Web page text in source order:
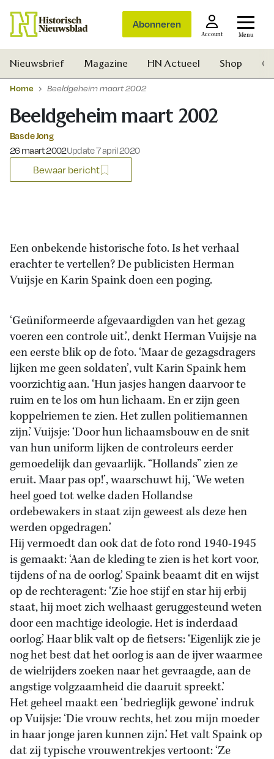
Abonneren
Account Menu
Zoek
Nieuwsbrief Magazine HN Actueel Shop
Home Beeldgeheim maart 2002
Beeldgeheim maart 2002
Bas de Jong
Gepubliceerd op:
26 maart 2002Update 7 april 2020
Bewaar bericht
Een onbekende historische foto. Is het verhaal
erachter te vertellen? De publicisten Herman
Vuijsje en Karin Spaink doen een poging.
‘Geüniformeerde afgevaardigden van het gezag
voeren een controle uit.’, denkt Herman Vuijsje na
een eerste blik op de foto. ‘Maar de gezagsdragers
lijken me geen soldaten’, vult Karin Spaink hem
voorzichtig aan. ‘Hun jasjes hangen daarvoor te
ruim en te los om hun lichaam. En er zijn geen
koppelriemen te zien. Het zullen politiemannen
zijn.’ Vuijsje: ‘Door hun lichaamsbouw en de snit
van hun uniform lijken de controleurs eerder
gemoedelijk dan gevaarlijk. “Hollands” zien ze
eruit. Maar pas op!’, waarschuwt hij, ‘We weten
heel goed tot welke daden Hollandse
ordebewakers in staat zijn geweest als deze hen
werden opgedragen.’
Hij vermoedt dan ook dat de foto rond 1940-1945
is gemaakt: ‘Aan de kleding te zien is het kort voor,
tijdens of na de oorlog.’ Spaink beaamt dit en wijst
op de rechteragent: ‘Zie hoe stijf en star hij erbij
staat, hij moet zich welhaast geruggesteund weten
door een machtige ideologie. Het is inderdaad
oorlog.’ Haar blik valt op de fietsers: ‘Eigenlijk zie je
nog het best dat het oorlog is aan de ijver waarmee
de wielrijders zoeken naar het gevraagde, aan de
angstige volgzaamheid die daaruit spreekt.’
Het geheel maakt een ‘bedrieglijk gewone’ indruk
op Vuijsje: ‘Die vrouw rechts, het zou mijn moeder
in haar jonge jaren kunnen zijn.’ Het valt Spaink op
dat zij typische vrouwentrekjes vertoont: ‘Ze